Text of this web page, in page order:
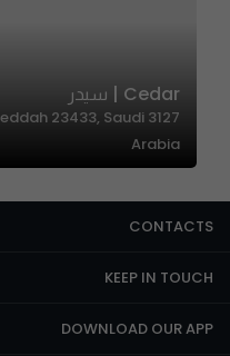
Cedar | سيدر
Jeddah 23433, Saudi
Arabia
CONTACTS
KEEP IN TOUCH
DOWNLOAD OUR APP